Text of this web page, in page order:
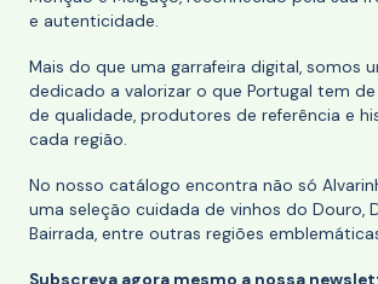
e autenticidade.
Mais do que uma garrafeira digital, somos
dedicado a valorizar o que Portugal tem
de qualidade, produtores de referência e
cada região.
No nosso catálogo encontra não só
uma seleção cuidada de vinhos do Douro,
Bairrada, entre outras regiões
Subscreva agora mesmo a nossa